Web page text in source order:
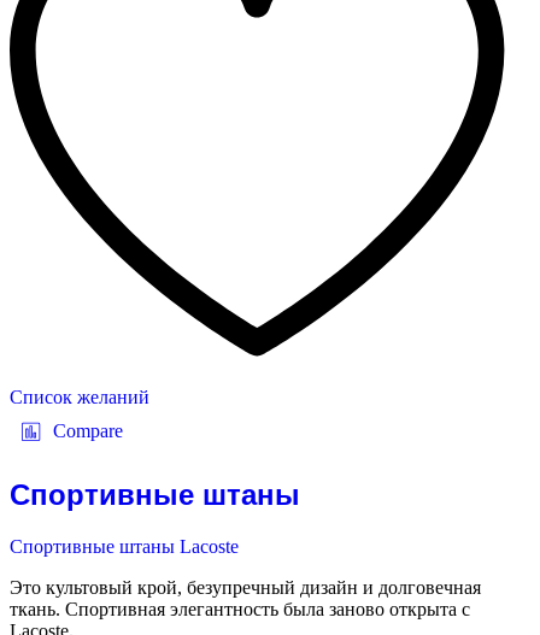
Список желаний
Compare
Спортивные штаны
Спортивные штаны Lacoste
Это культовый крой, безупречный дизайн и долговечная
ткань. Спортивная элегантность была заново открыта с